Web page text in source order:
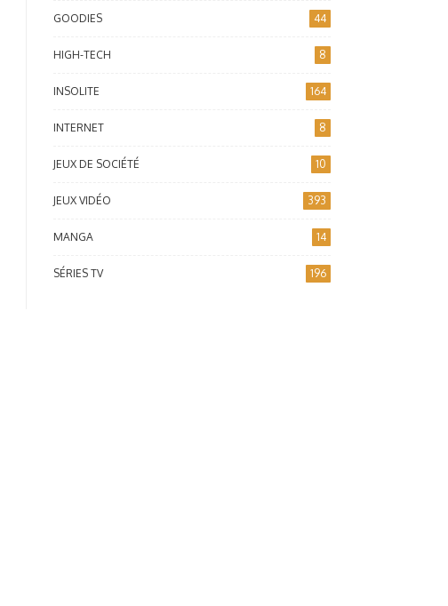
GOODIES 44
HIGH-TECH 8
INSOLITE 164
INTERNET 8
JEUX DE SOCIÉTÉ 10
JEUX VIDÉO 393
MANGA 14
SÉRIES TV 196